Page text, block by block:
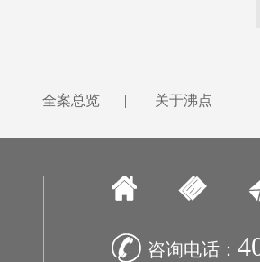
| 全案总览 | 关于沸点 |
咨询电话：